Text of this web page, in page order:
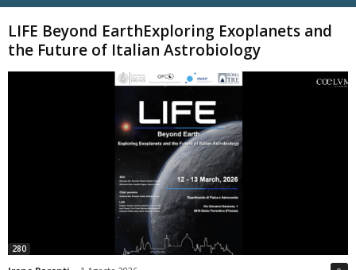
LIFE Beyond EarthExploring Exoplanets and
the Future of Italian Astrobiology
280